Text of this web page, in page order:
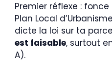
Premier réflexe :
Plan Local
dicte la loi sur ta
est faisable, surtout
A).